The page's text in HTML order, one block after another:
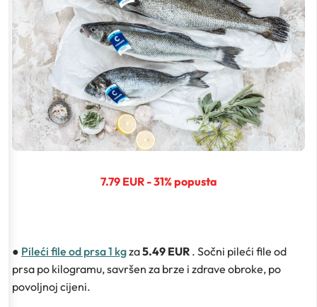
7.79 EUR - 31% popusta
● Pileći file od prsa 1 kgza5.49 EUR . Sočni pileći file od
prsa po kilogramu, savršen za brze i zdrave obroke, po
povoljnoj cijeni.